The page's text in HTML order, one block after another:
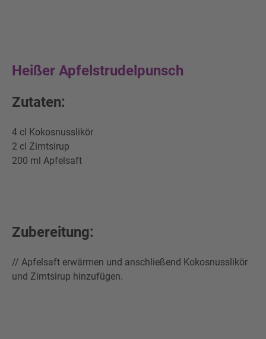
Heißer Apfelstrudelpunsch
Zutaten:
4 cl Kokosnusslikör
2 cl Zimtsirup
200 ml Apfelsaft
Zubereitung:
// Apfelsaft erwärmen und anschließend Kokosnusslikör
und Zimtsirup hinzufügen.